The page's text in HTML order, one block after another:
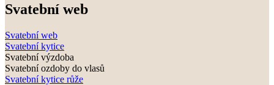
Svatební web
Svatební web
Svatební kytice
Svatební výzdoba
Svatební ozdoby do vlasů
Svatební kytice růže